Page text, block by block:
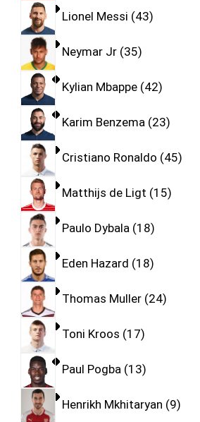
Lionel Messi 43
Neymar Jr 35
Kylian Mbappe 42
Karim Benzema 23
Cristiano Ronaldo 45
Matthijs de Ligt 15
Paulo Dybala 18
Eden Hazard 18
Thomas Muller 24
Toni Kroos 17
Paul Pogba 13
Henrikh Mkhitaryan 9